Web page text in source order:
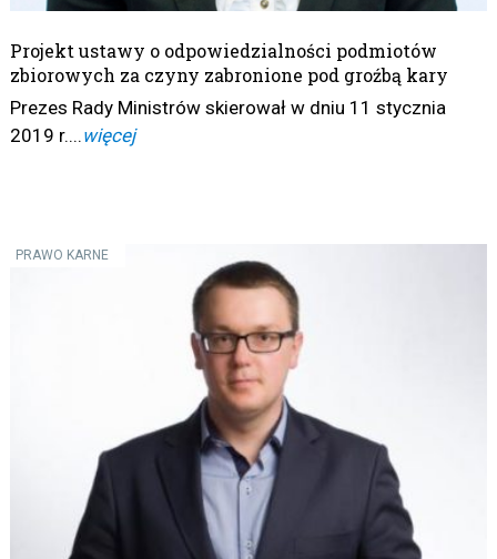
Projekt ustawy o odpowiedzialności podmiotów
zbiorowych za czyny zabronione pod groźbą kary
Prezes Rady Ministrów skierował w dniu 11 stycznia
2019 r.... więcej
PRAWO KARNE